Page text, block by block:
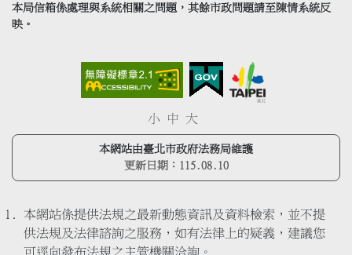
本局信箱係處理與系統相關之問題，其餘市政問題請至陳情系統反
映。
小 中 大
本網站由臺北市政府法務局維護
更新日期： 115.08.10
本網站係提供法規之最新動態資訊及資料檢索，並不提
供法規及法律諮詢之服務，如有法律上的疑義，建議您
可逕向發布法規之主管機關洽詢。